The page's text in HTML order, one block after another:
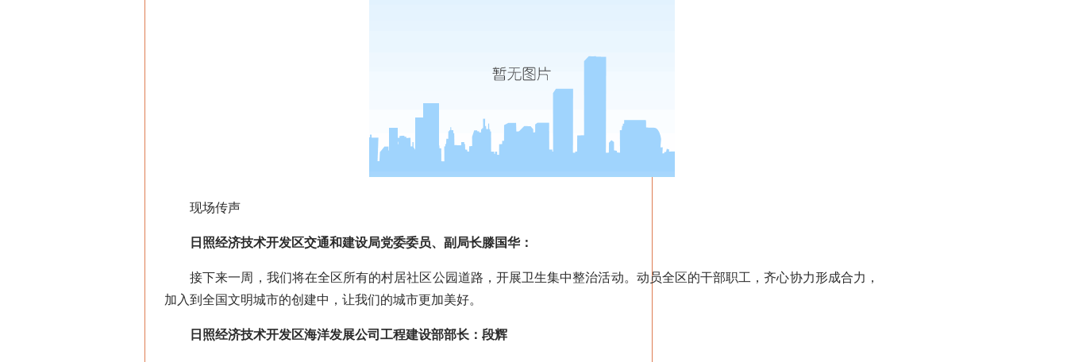
现场传声
日照经济技术开发区交通和建设局党委委员、副局长滕国华：
接下来一周，我们将在全区所有的村居社区公园道路，开展卫生集中整治活动。动员全区的干部职工，齐心协力形成合力，
加入到全国文明城市的创建中，让我们的城市更加美好。
日照经济技术开发区海洋发展公司工程建设部部长：段辉